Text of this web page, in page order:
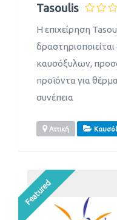
Tasoulis
Η επιχείρηση
καυσόξυλων,
προϊόντα για
συνέπεια
Αττική
Featured